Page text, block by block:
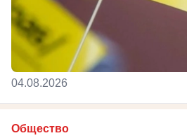
04.08.2026
Общество